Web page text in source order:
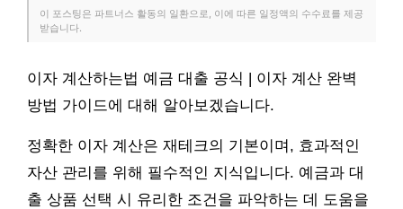
이 포스팅은 파트너스 활동의 일환으로, 이에 따른 일정액의 수수료를 제공
받습니다.
이자 계산하는법 예금 대출 공식 | 이자 계산 완벽
방법 가이드에 대해 알아보겠습니다.
정확한 이자 계산은 재테크의 기본이며, 효과적인
자산 관리를 위해 필수적인 지식입니다. 예금과 대
출 상품 선택 시 유리한 조건을 파악하는 데 도움을